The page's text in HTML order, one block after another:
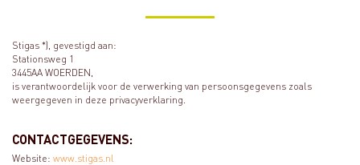
Stigas *), gevestigd aan:
Stationsweg 1
3445AA WOERDEN,
is verantwoordelijk voor de verwerking van persoonsgegevens zoals
weergegeven in deze privacyverklaring.
CONTACTGEGEVENS:
Website: www.stigas.nl